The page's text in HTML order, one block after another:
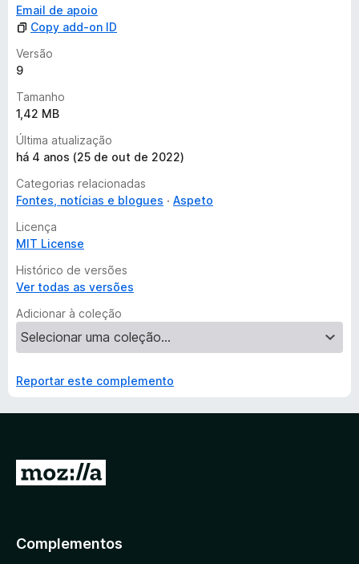
Email de apoio
Copy add-on ID
Versão
9
Tamanho
1,42 MB
Última atualização
há 4 anos (25 de out de 2022)
Categorias relacionadas
Fontes, notícias e blogues
Aspeto
Licença
MIT License
Histórico de versões
Ver todas as versões
Adicionar à coleção
Reportar este complemento
a
Complementos